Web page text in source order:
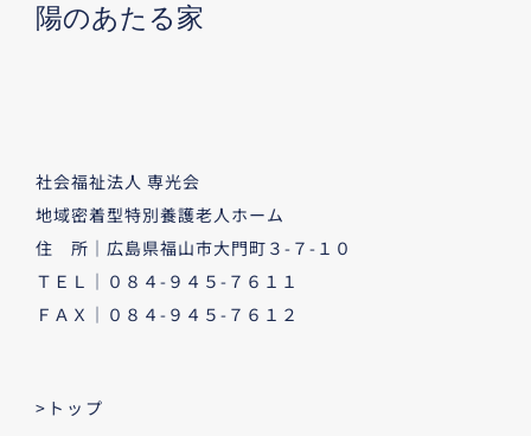
陽のあたる家
社会福祉法人 専光会
地域密着型特別養護老人ホーム
住 所｜広島県福山市大門町３-７-１０
ＴＥＬ｜０８４-９４５-７６１１
ＦＡＸ｜０８４-９４５-７６１２
>トップ